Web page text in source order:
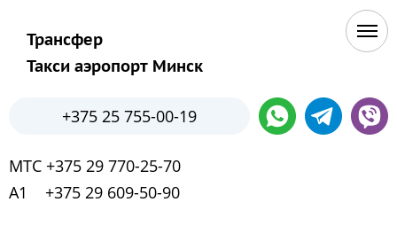
Трансфер
Такси аэропорт Минск
+375 25 755-00-19
МТС +375 29 770-25-70
А1 +375 29 609-50-90